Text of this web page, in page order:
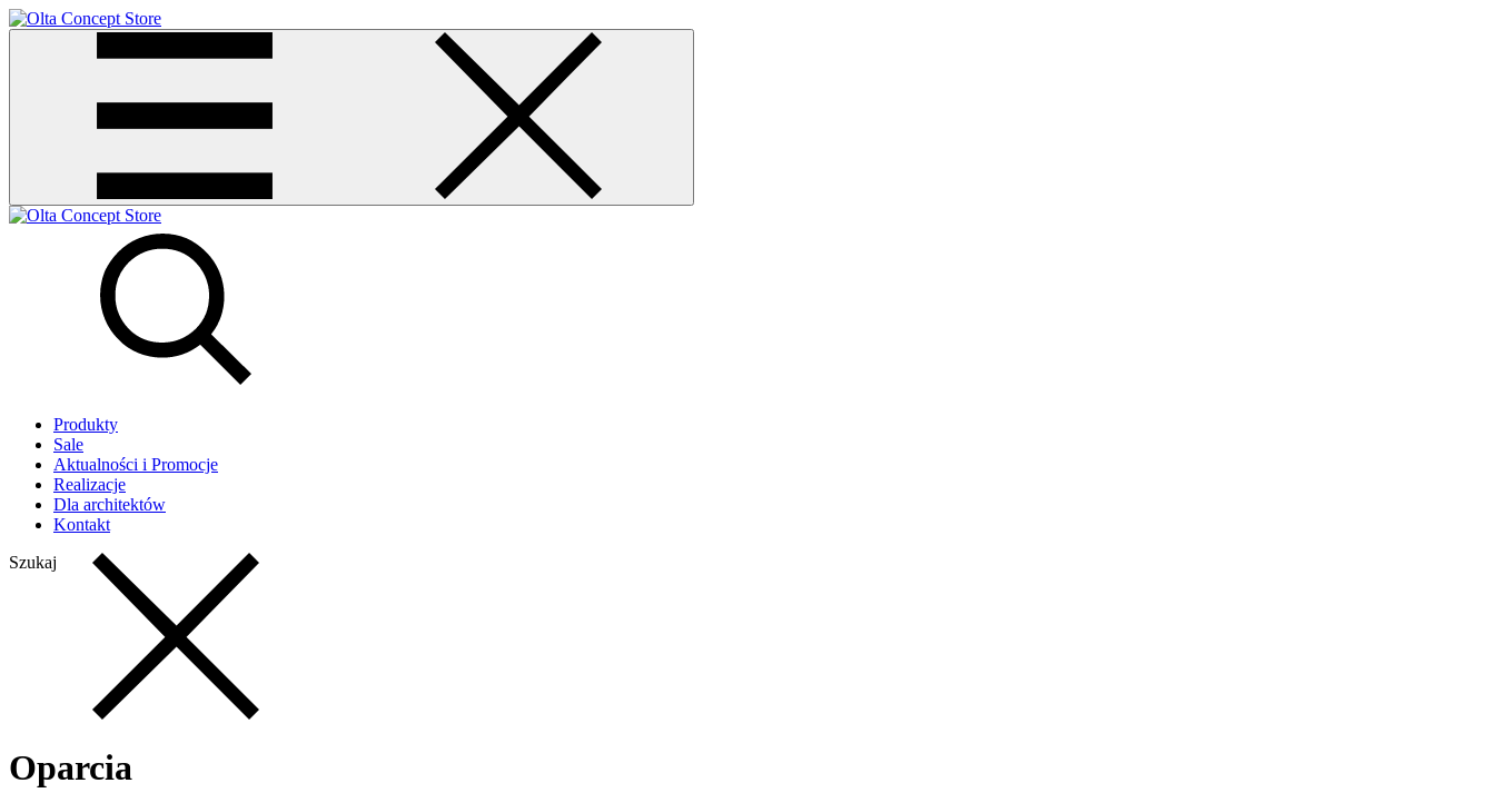
Produkty
Sale
Aktualności i Promocje
Realizacje
Dla architektów
Kontakt
Szukaj
Oparcia